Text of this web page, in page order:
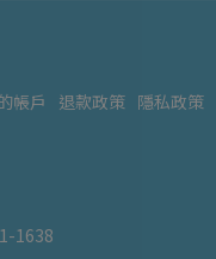
帳戶 退款政策 隱私政策
1638